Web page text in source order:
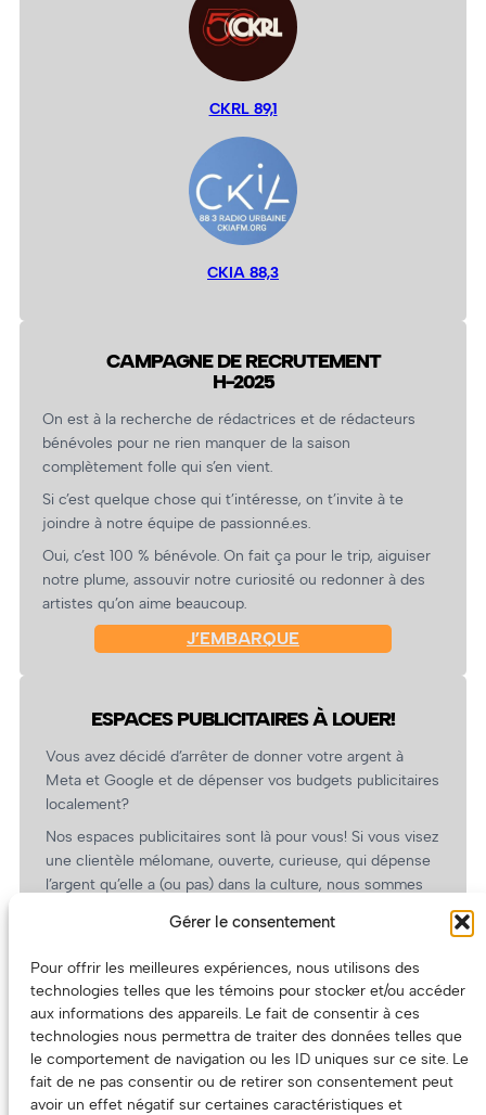
Gérer le consentement
Pour offrir les meilleures expériences, nous utilisons des
technologies telles que les témoins pour stocker et/ou accéder
aux informations des appareils. Le fait de consentir à ces
technologies nous permettra de traiter des données telles que
le comportement de navigation ou les ID uniques sur ce site. Le
fait de ne pas consentir ou de retirer son consentement peut
avoir un effet négatif sur certaines caractéristiques et
CKRL 89,1
CKIA 88,3
CAMPAGNE DE RECRUTEMENT
H-2025
On est à la recherche de rédactrices et de rédacteurs
bénévoles pour ne rien manquer de la saison
complètement folle qui s’en vient.
Si c’est quelque chose qui t’intéresse, on t’invite à te
joindre à notre équipe de passionné.es.
Oui, c’est 100 % bénévole. On fait ça pour le trip, aiguiser
notre plume, assouvir notre curiosité ou redonner à des
artistes qu’on aime beaucoup.
J’EMBARQUE
ESPACES PUBLICITAIRES À LOUER!
Vous avez décidé d’arrêter de donner votre argent à
Meta et Google et de dépenser vos budgets publicitaires
localement?
Nos espaces publicitaires sont là pour vous! Si vous visez
une clientèle mélomane, ouverte, curieuse, qui dépense
l’argent qu’elle a (ou pas) dans la culture, nous sommes
revient.
(Oui, on va avoir des tarifs spéciaux pour vous, les
artistes!)